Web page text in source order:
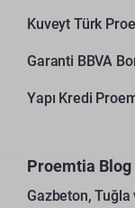
Kuveyt Türk
Garanti BBVA
Yapı Kredi
Proemtia Blog